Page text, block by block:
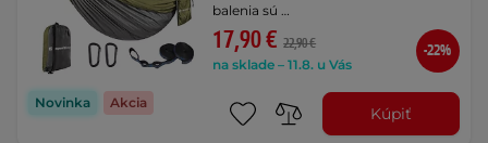
Novinka Akcia
balenia sú …
17,90 € 22,90 €
na sklade – 11.8. u Vás
-22%
Kúpiť